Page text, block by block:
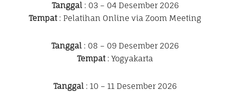
Tanggal: 03 – 04 Desember 2026
Tempat: Pelatihan Online via Zoom Meeting
Tanggal : 08 – 09 Desember 2026
Tempat: Yogyakarta
Tanggal : 10 – 11 Desember 2026